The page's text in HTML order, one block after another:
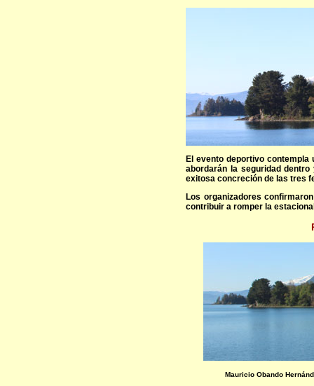
El evento deportivo
abordarán la seguridad
exitosa concreción de las tres
Los organizadores
contribuir a romper la
Mauricio Obando